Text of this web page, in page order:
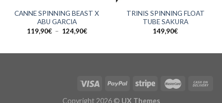
CANNE SPINNING BEAST X
ABU GARCIA
119,90€ – 124,90€Plage
TRINIS SPINNING FLOAT
TUBE SAKURA
149,90€
Copyright 2026 © UX Themes